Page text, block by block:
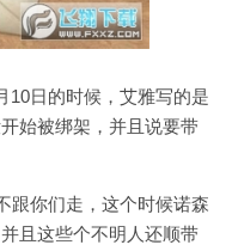
10日的时候，艾雅写的是
始被绑架，并且说要带
跟你们走，这个时候诺森
且这些个不明人还顺带